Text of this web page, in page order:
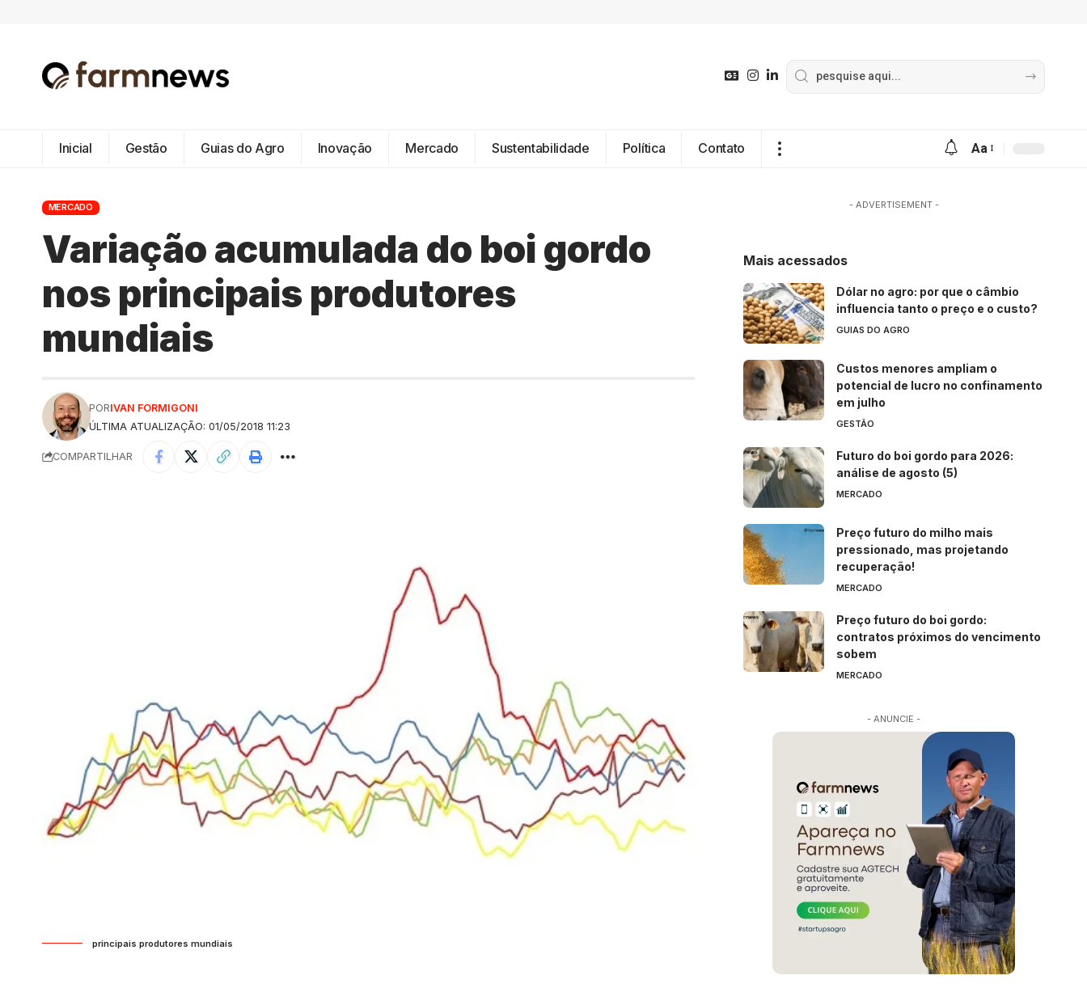
Inicial Gestão Guias do Agro Inovação Mercado Sustentabilidade Política Contato Aa
MERCADO
Variação acumulada do boi gordo
nos principais produtores
mundiais
ÚLTIMA ATUALIZAÇÃO: 01/05/2018 11:23
PORIVAN FORMIGONI
COMPARTILHAR
principais produtores mundiais
- ADVERTISEMENT -
Mais acessados
Dólar no agro: por que o câmbio
influencia tanto o preço e o custo?
GUIAS DO AGRO
Custos menores ampliam o
potencial de lucro no confinamento
em julho
GESTÃO
Futuro do boi gordo para 2026:
análise de agosto (5)
MERCADO
Preço futuro do milho mais
pressionado, mas projetando
recuperação!
MERCADO
Preço futuro do boi gordo:
contratos próximos do vencimento
sobem
MERCADO
- ANUNCIE -